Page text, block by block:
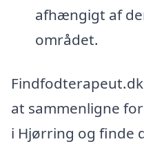
afhængigt af
området.
at sammenligne
i Hjørring og finde